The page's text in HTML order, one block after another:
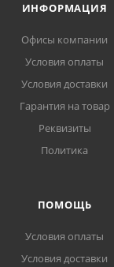
ИНФОРМАЦИЯ
Офисы компании
Условия оплаты
Условия доставки
Гарантия на товар
Реквизиты
Политика
ПОМОЩЬ
Условия оплаты
Условия доставки